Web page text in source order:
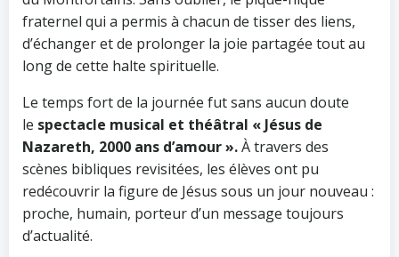
fraternel qui a permis à chacun de tisser des liens,
d’échanger et de prolonger la joie partagée tout au
long de cette halte spirituelle.
Le temps fort de la journée fut sans aucun doute
le spectacle musical et théâtral « Jésus de
Nazareth, 2000 ans d’amour ».À travers des
scènes bibliques revisitées, les élèves ont pu
redécouvrir la figure de Jésus sous un jour nouveau :
proche, humain, porteur d’un message toujours
d’actualité.